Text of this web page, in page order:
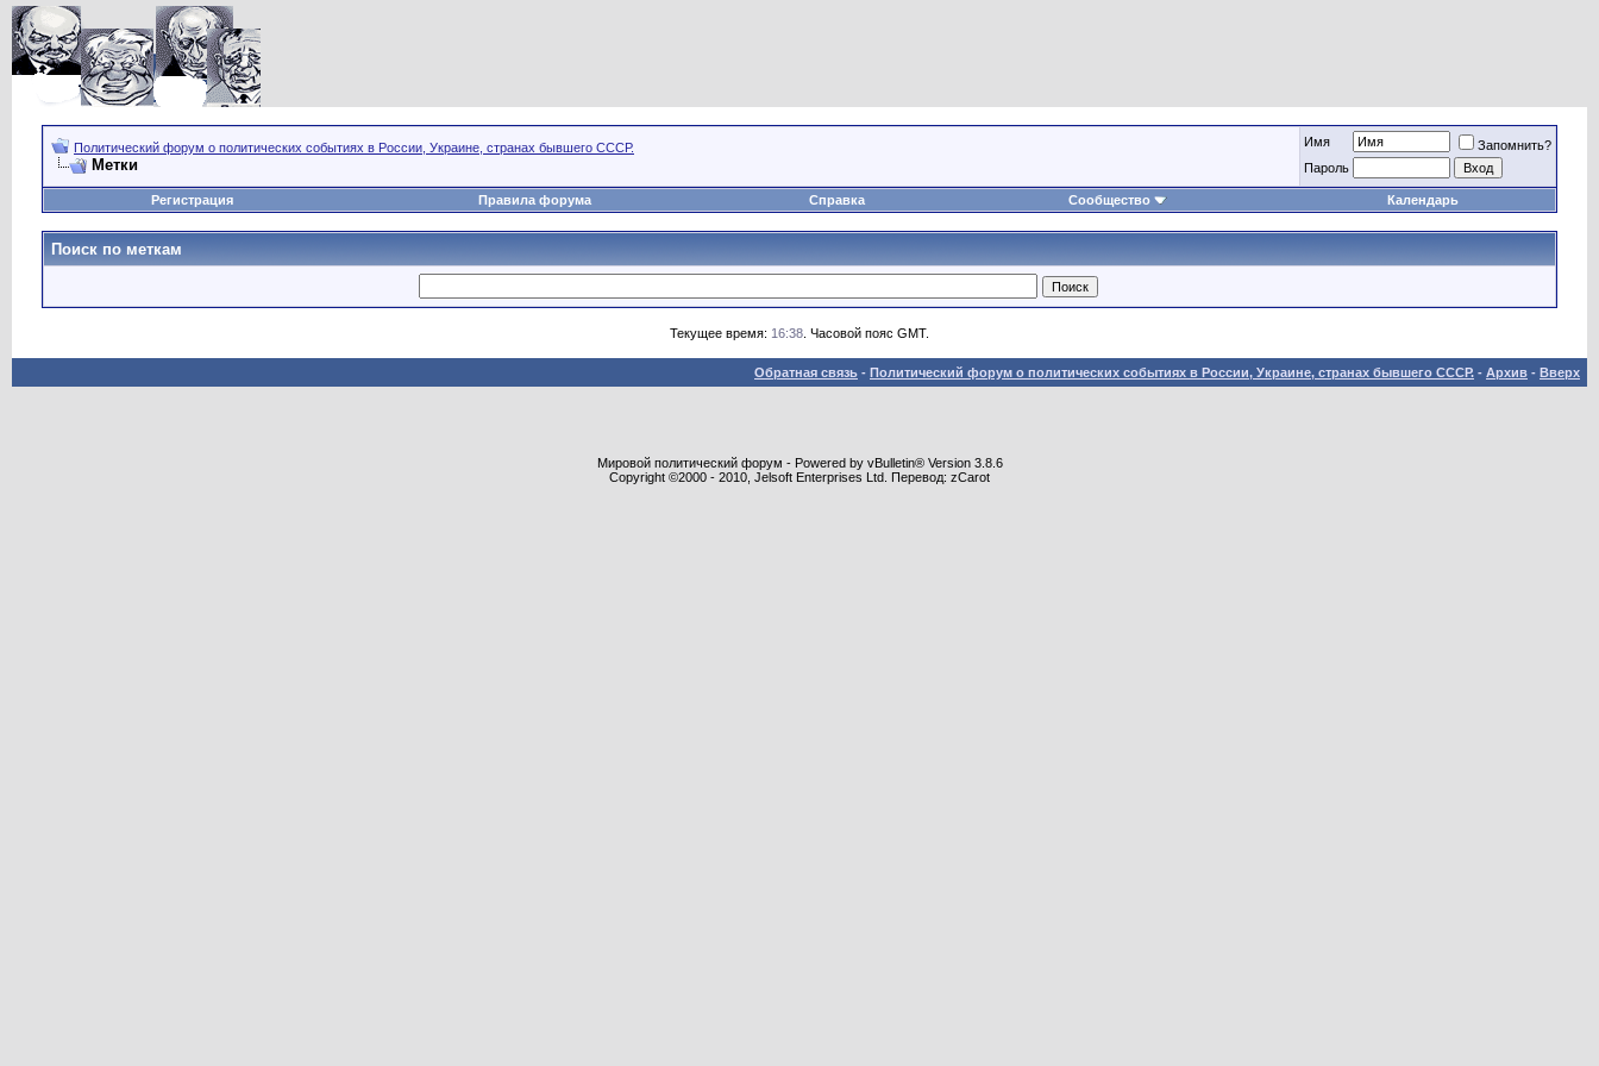
Политический форум о политических событиях в России, Украине, странах бывшего СССР.
Метки
Имя
Запомнить?
Пароль
Регистрация Правила форума Справка Сообщество Календарь
Поиск по меткам
Текущее время: 16:38 . Часовой пояс GMT.
Обратная связь - Политический форум о политических событиях в России, Украине, странах бывшего СССР. - Архив - Вверх
Мировой политический форум - Powered by vBulletin® Version 3.8.6
Copyright ©2000 - 2010, Jelsoft Enterprises Ltd. Перевод: zCarot